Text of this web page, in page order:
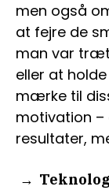
men også
at fejre de
man var
eller at
mærke til
motivation
resultater,